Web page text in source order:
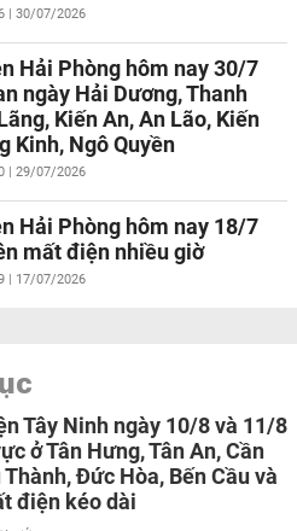
| 30/07/2026
Hải Phòng hôm nay 30/7
ngày Hải Dương, Thanh
Kiến An, An Lão, Kiến
Kinh, Ngô Quyền
| 29/07/2026
Hải Phòng hôm nay 18/7
mất điện nhiều giờ
| 17/07/2026
Tây Ninh ngày 10/8 và 11/8
ở Tân Hưng, Tân An, Cần
Đức Hòa, Bến Cầu và
điện kéo dài